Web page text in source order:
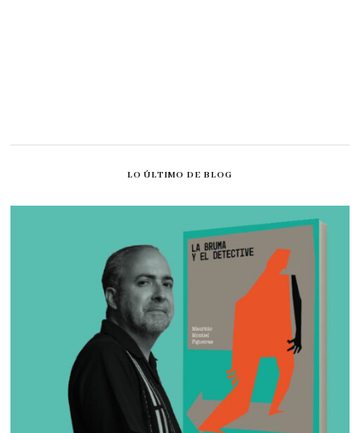
LO ÚLTIMO DE BLOG